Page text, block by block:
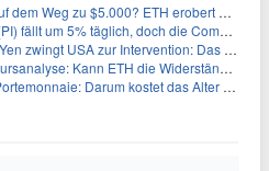
ETH erobert wichtige Marke zurück, während Institutionen weiter akkumulieren
um 5% täglich, doch die Community bleibt optimistisch
USA zur Intervention: Das größte Risiko seit 15 Jahren
ETH die Widerstände der gleitenden Durchschnitte überwinden?
Darum kostet das Alter deutlich mehr als Sie denken